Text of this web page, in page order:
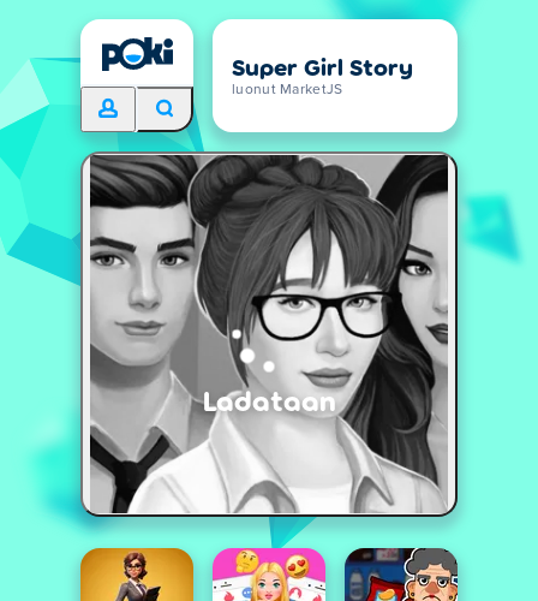
Super Girl Story
luonut MarketJS
Ladataan